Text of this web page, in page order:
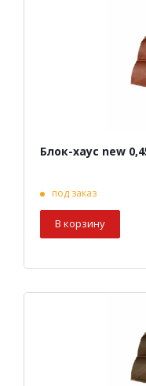
Блок-хаус new
под заказ
В корзину